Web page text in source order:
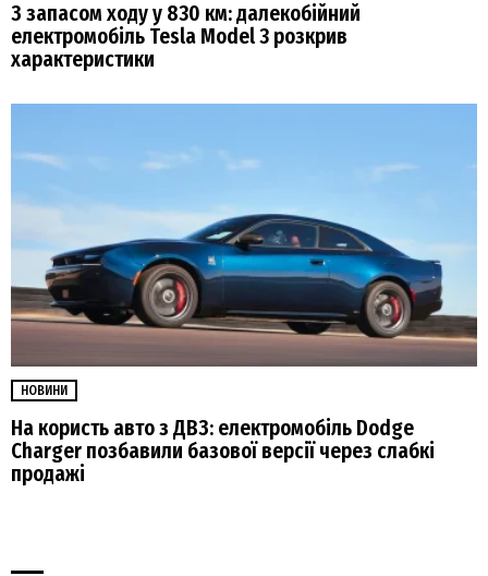
З запасом ходу у 830 км: далекобійний
електромобіль Tesla Model 3 розкрив
характеристики
НОВИНИ
На користь авто з ДВЗ: електромобіль Dodge
Charger позбавили базової версії через слабкі
продажі